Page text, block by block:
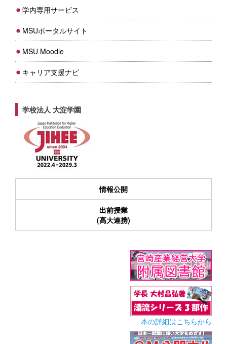
学内専用サービス
MSUポータルサイト
MSU Moodle
キャリア支援ナビ
学校法人 大淀学園
情報公開
出前授業
(高大連携)
本の詳細はこちらから